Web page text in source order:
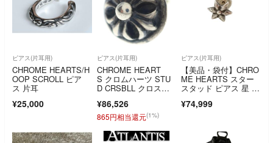
ピアス(片耳用)
CHROME HEARTS/H
OOP SCROLL ピア
ス 片耳
¥25,000
ピアス(片耳用)
CHROME HEART
S クロムハーツ STU
D CRSBLL クロスボ
ス シルバー BCA110
¥86,526
865円相当還元(1%)
ピアス(片耳用)
【美品・袋付】CHRO
ME HEARTS スター
スタッド ピアス 星 正
¥74,999